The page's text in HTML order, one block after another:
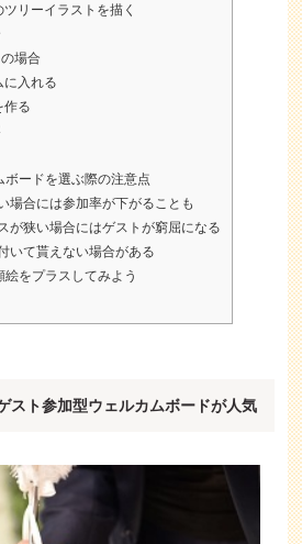
ツリーイラストを描く
場合
に入れる
作る
ードを選ぶ際の注意点
場合には参加率が下がることも
が狭い場合にはゲストが窮屈になる
いて貰えない場合がある
をプラスしてみよう
スト参加型ウェルカムボードが人気